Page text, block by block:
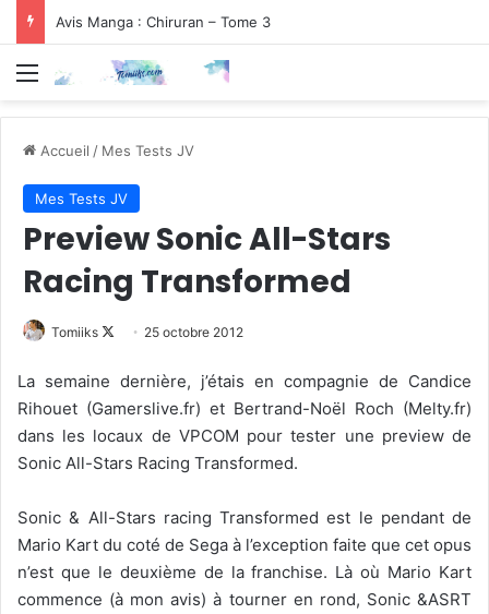
Avis Manga : Chiruran – Tome 3
Menu
Accueil / Mes Tests JV
Mes Tests JV
Preview Sonic All-Stars
Racing Transformed
Tomiiks
Follow
X
25 octobre 2012
La semaine dernière, j’étais en compagnie de Candice
Rihouet (Gamerslive.fr) et Bertrand-Noël Roch (Melty.fr)
dans les locaux de VPCOM pour tester une preview de
Sonic All-Stars Racing Transformed.
Sonic & All-Stars racing Transformed est le pendant de
Mario Kart du coté de Sega à l’exception faite que cet opus
n’est que le deuxième de la franchise. Là où Mario Kart
commence (à mon avis) à tourner en rond, Sonic &ASRT